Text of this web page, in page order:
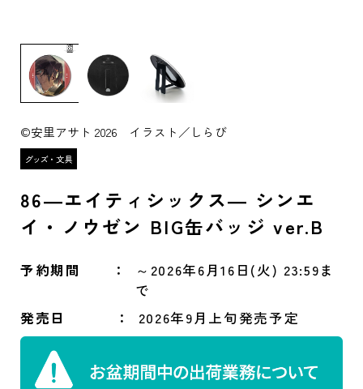
©安里アサト 2026 イラスト／しらび
86―エイティシックス― シンエ
イ・ノウゼン BIG缶バッジ ver.B
予約期間
～2026年6月16日(火) 23:59ま
で
発売日
2026年9月上旬発売予定